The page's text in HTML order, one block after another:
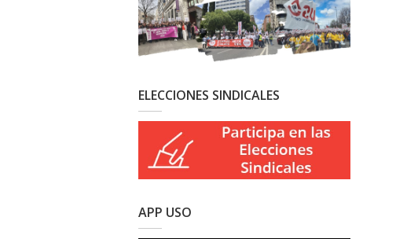
ELECCIONES SINDICALES
APP USO